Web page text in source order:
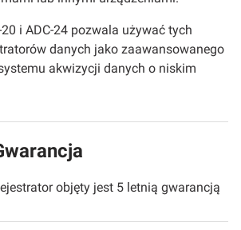
i ADC-24 pozwala używać tych
danych jako zaawansowanego
akwizycji danych o niskim
objęty jest 5 letnią gwarancją